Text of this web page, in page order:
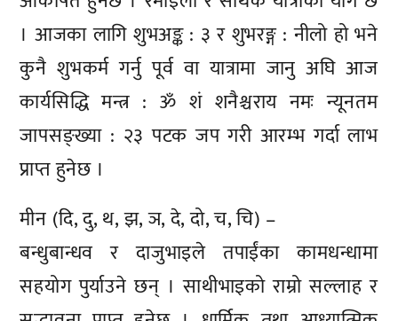
। आजका लागि शुभअङ्क : ३ र शुभरङ्ग : नीलो हो भने
कुनै शुभकर्म गर्नु पूर्व वा यात्रामा जानु अघि आज
कार्यसिद्धि मन्त्र : ॐ शं शनैश्चराय नमः न्यूनतम
जापसङ्ख्या : २३ पटक जप गरी आरम्भ गर्दा लाभ
प्राप्त हुनेछ ।
मीन (दि, दु, थ, झ, ञ, दे, दो, च, चि) –
बन्धुबान्धव र दाजुभाइले तपाईंका कामधन्धामा
सहयोग पुर्याउने छन् । साथीभाइको राम्रो सल्लाह र